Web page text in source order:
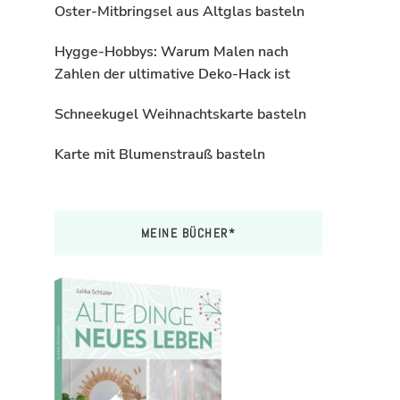
Oster-Mitbringsel aus Altglas basteln
Hygge-Hobbys: Warum Malen nach
Zahlen der ultimative Deko-Hack ist
Schneekugel Weihnachtskarte basteln
Karte mit Blumenstrauß basteln
MEINE BÜCHER*